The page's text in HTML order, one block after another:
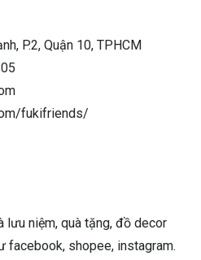
P.2, Quận 10, TPHCM
fukifriends/
lưu niệm, quà tặng, đồ decor
facebook, shopee, instagram.